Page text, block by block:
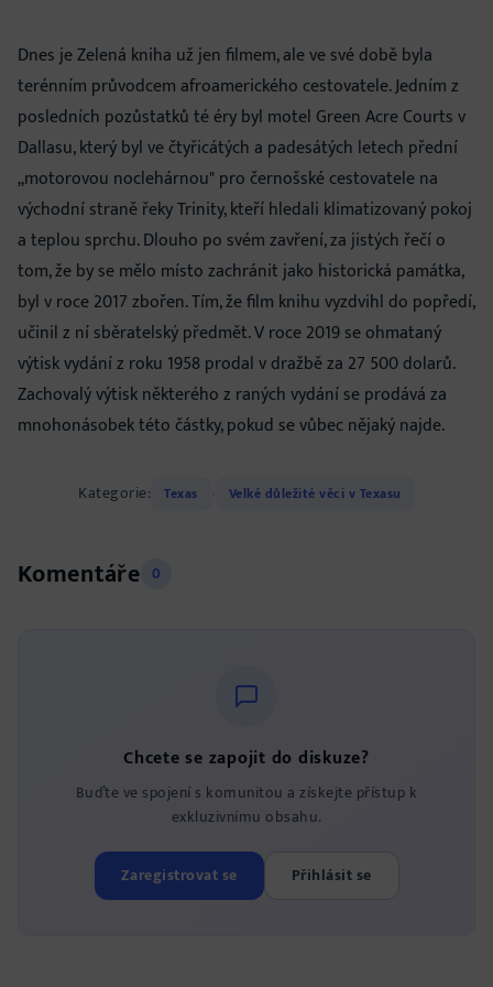
Dnes je Zelená kniha už jen filmem, ale ve své době byla
terénním průvodcem afroamerického cestovatele. Jedním z
posledních pozůstatků té éry byl motel Green Acre Courts v
Dallasu, který byl ve čtyřicátých a padesátých letech přední
„motorovou noclehárnou" pro černošské cestovatele na
východní straně řeky Trinity, kteří hledali klimatizovaný pokoj
a teplou sprchu. Dlouho po svém zavření, za jistých řečí o
tom, že by se mělo místo zachránit jako historická památka,
byl v roce 2017 zbořen. Tím, že film knihu vyzdvihl do popředí,
učinil z ní sběratelský předmět. V roce 2019 se ohmataný
výtisk vydání z roku 1958 prodal v dražbě za 27 500 dolarů.
Zachovalý výtisk některého z raných vydání se prodává za
mnohonásobek této částky, pokud se vůbec nějaký najde.
Kategorie: Texas Velké důležité věci v Texasu
Komentáře 0
Chcete se zapojit do diskuze?
Buďte ve spojení s komunitou a získejte přístup k
exkluzivnímu obsahu.
Zaregistrovat se Přihlásit se